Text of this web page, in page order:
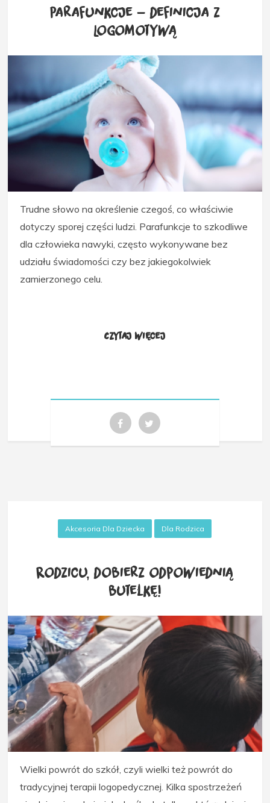
Parafunkcje – definicja z
Logomotywą
Trudne słowo na określenie czegoś, co właściwie
dotyczy sporej części ludzi. Parafunkcje to szkodliwe
dla człowieka nawyki, często wykonywane bez
udziału świadomości czy bez jakiegokolwiek
zamierzonego celu.
Czytaj więcej
Akcesoria Dla Dziecka Dla Rodzica
Rodzicu, dobierz odpowiednią
butelkę!
Wielki powrót do szkół, czyli wielki też powrót do
tradycyjnej terapii logopedycznej. Kilka spostrzeżeń